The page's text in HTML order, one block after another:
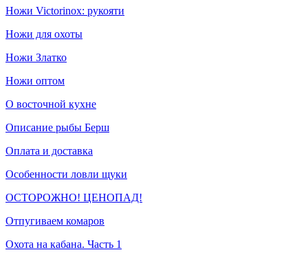
Ножи Victorinox: рукояти
Ножи для охоты
Ножи Златко
Ножи оптом
О восточной кухне
Описание рыбы Берш
Оплата и доставка
Особенности ловли щуки
ОСТОРОЖНО! ЦЕНОПАД!
Отпугиваем комаров
Охота на кабана. Часть 1